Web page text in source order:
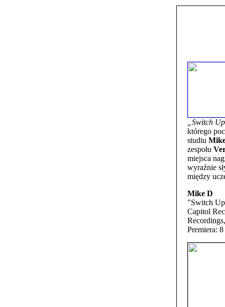
„Switch
którego
studiu
zespołu
miejsca
wyraźnie
między
Mike D
"Switch
Capitol
Premiera: